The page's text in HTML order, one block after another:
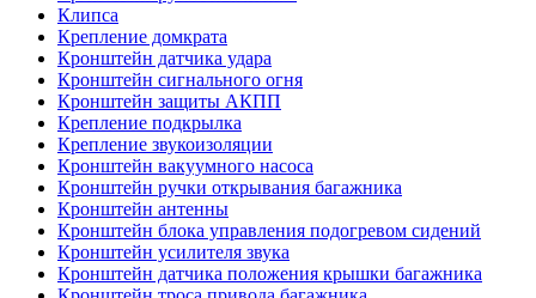
Клипса
Крепление домкрата
Кронштейн датчика удара
Кронштейн сигнального огня
Кронштейн защиты АКПП
Крепление подкрылка
Крепление звукоизоляции
Кронштейн вакуумного насоса
Кронштейн ручки открывания багажника
Кронштейн антенны
Кронштейн блока управления подогревом сидений
Кронштейн усилителя звука
Кронштейн датчика положения крышки багажника